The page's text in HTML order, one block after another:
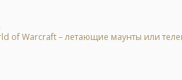
of Warcraft – летающие маунты или